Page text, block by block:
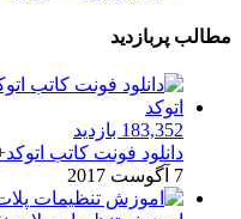
مطالب پربازدید
183,352 بازدید
دانلود فونت کاتب
7 آگوست 2017